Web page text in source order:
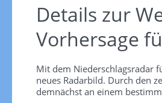
Details zur
Vorhersage
Mit dem Niederschlagsradar
neues Radarbild. Durch den
demnächst an einem